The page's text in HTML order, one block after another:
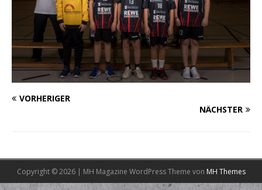
VORHERIGER
NÄCHSTER
Copyright © 2026 | MH Magazine WordPress Theme von MH Themes